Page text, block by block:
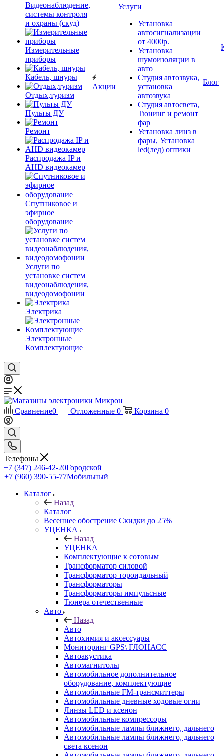
Видеонаблюдение,
системы контроля
и охраны (скуд)
Измерительные
приборы
Кабель, шнуры
Отдых,туризм
Пульты ДУ
Ремонт
Распродажа IP и
AHD видеокамер
Спутниковое и
эфирное
оборудование
Услуги по
установке систем
видеонаблюдения,
видеодомофонии
Электрика
Электронные
Комплектующие
Акции
Услуги
Установка
автосигнализации
от 4000р.
Установка
шумоизоляции в
авто
Студия автозвука,
установка
автозвука
Студия автосвета,
Тюнинг и ремонт
фар
Установка линз в
фары, Установка
led(лед) оптики
Блог
Сравнение0 Отложенные 0 Корзина 0
Телефоны
+7 (347) 246-42-20Городской
+7 (960) 390-55-77Мобильный
Каталог
Назад
Каталог
Весеннее обострение Скидки до 25%
УЦЕНКА
Назад
УЦЕНКА
Комплектующие к сотовым
Трансформатор силовой
Трансформатор тороидальный
Трансформаторы
Трансформаторы импульсные
Тюнера отечественные
Авто
Назад
Авто
Автохимия и аксессуары
Мониторинг GPS\ ГЛОНАСС
Автоакустика
Автомагнитолы
Автомобильное дополнительное
оборудование, комплектующие
Автомобильные FM-трансмиттеры
Автомобильные дневные ходовые огни
Линзы LED и ксенон
Автомобильные компрессоры
Автомобильные лампы ближнего, дальнего
Автомобильные лампы ближнего, дальнего
света ксенон